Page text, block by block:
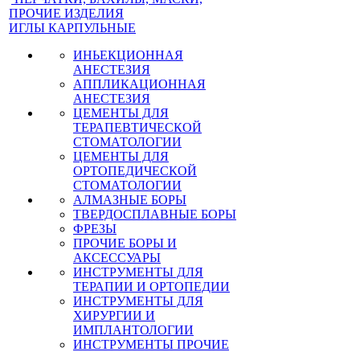
ПРОЧИЕ ИЗДЕЛИЯ
ИГЛЫ КАРПУЛЬНЫЕ
ИНЬЕКЦИОННАЯ
АНЕСТЕЗИЯ
АППЛИКАЦИОННАЯ
АНЕСТЕЗИЯ
ЦЕМЕНТЫ ДЛЯ
ТЕРАПЕВТИЧЕСКОЙ
СТОМАТОЛОГИИ
ЦЕМЕНТЫ ДЛЯ
ОРТОПЕДИЧЕСКОЙ
СТОМАТОЛОГИИ
АЛМАЗНЫЕ БОРЫ
ТВЕРДОСПЛАВНЫЕ БОРЫ
ФРЕЗЫ
ПРОЧИЕ БОРЫ И
АКСЕССУАРЫ
ИНСТРУМЕНТЫ ДЛЯ
ТЕРАПИИ И ОРТОПЕДИИ
ИНСТРУМЕНТЫ ДЛЯ
ХИРУРГИИ И
ИМПЛАНТОЛОГИИ
ИНСТРУМЕНТЫ ПРОЧИЕ